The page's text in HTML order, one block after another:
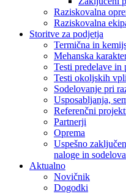
Raziskovalna
Raziskovalna
Storitve za podjetja
Termična in
Mehanska
Testi predelave in
Testi okoljskih
Sodelovanje pri
Usposabljanja,
Referenčni
Partnerji
Oprema
Uspešno
naloge in
Aktualno
Novičnik
Dogodki